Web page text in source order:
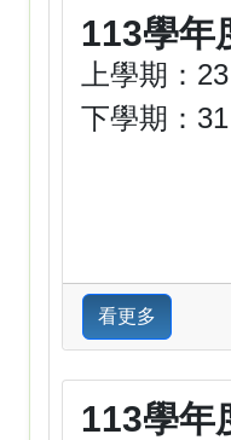
113學年
上學期：
下學期：31
看更多
113學年